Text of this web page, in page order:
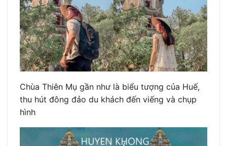
Chùa Thiên Mụ gần như là biểu tượng của Huế,
thu hút đông đảo du khách đến viếng và chụp
hình